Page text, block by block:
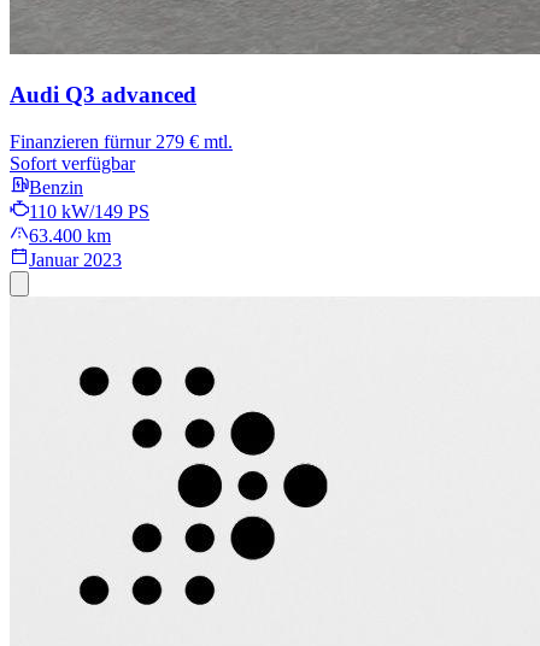
Audi Q3 advanced
Finanzieren fürnur 279 € mtl.
Sofort verfügbar
Benzin
110 kW/149 PS
63.400 km
Januar 2023